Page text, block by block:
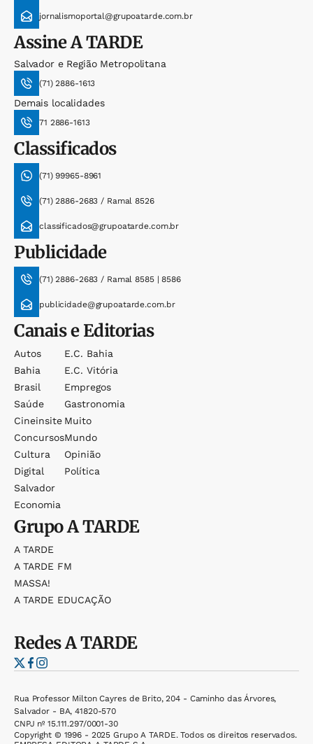
jornalismoportal@grupoatarde.com.br
AssineA TARDE
Salvador e Região Metropolitana
(71) 2886-1613
Demais localidades
71 2886-1613
Classificados
(71) 99965-8961
(71) 2886-2683 / Ramal 8526
classificados@grupoatarde.com.br
Publicidade
(71) 2886-2683 / Ramal 8585 | 8586
publicidade@grupoatarde.com.br
Canais e Editorias
Autos
Bahia
Brasil
Saúde
Cineinsite
Concursos
Cultura
Digital
Salvador
Economia
E.c. Bahia
E.c. Vitória
Empregos
Gastronomia
Muito
Mundo
Opinião
Política
GrupoA TARDE
A TARDE
A TARDE FM
MASSA!
A TARDE EDUCAÇÃO
RedesA TARDE
Rua Professor Milton Cayres de Brito, 204 - Caminho das Árvores,
Salvador - BA, 41820-570
CNPJ nº 15.111.297/0001-30
Copyright © 1996 - 2025 Grupo A TARDE. Todos os direitos reservados.